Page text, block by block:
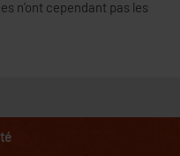
n’ont cependant pas les